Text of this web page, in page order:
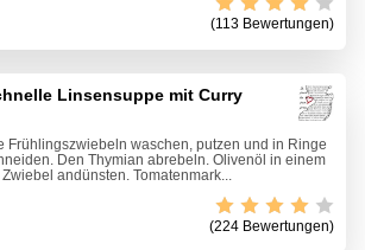
(113 Bewertungen)
Linsensuppe mit Curry
Frühlingszwiebeln waschen, putzen und in Ringe
Den Thymian abrebeln. Olivenöl in einem
andünsten. Tomatenmark...
(224 Bewertungen)